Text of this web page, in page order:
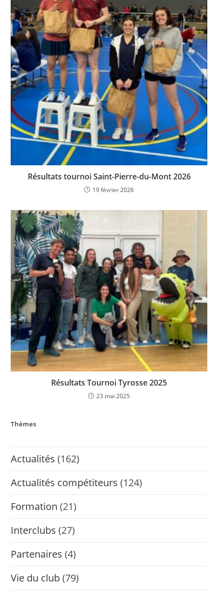
Résultats tournoi Saint-Pierre-du-Mont 2026
19 février 2026
Résultats Tournoi Tyrosse 2025
23 mai 2025
Thèmes
Actualités (162)
Actualités compétiteurs (124)
Formation (21)
Interclubs (27)
Partenaires (4)
Vie du club (79)